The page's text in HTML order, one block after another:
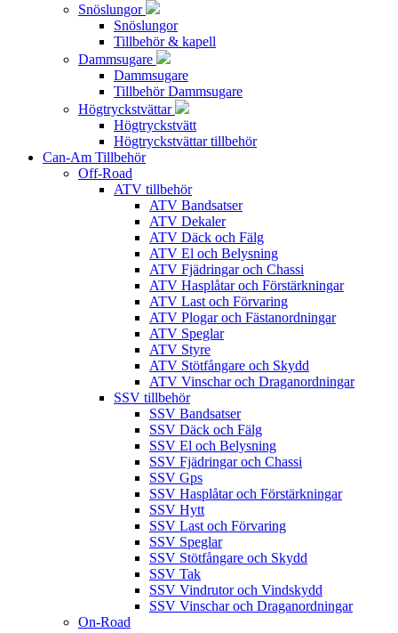
Snöslungor
Snöslungor
Tillbehör & kapell
Dammsugare
Dammsugare
Tillbehör Dammsugare
Högtryckstvättar
Högtryckstvätt
Högtryckstvättar tillbehör
Can-Am Tillbehör
Off-Road
ATV tillbehör
ATV Bandsatser
ATV Dekaler
ATV Däck och Fälg
ATV El och Belysning
ATV Fjädringar och Chassi
ATV Hasplåtar och Förstärkningar
ATV Last och Förvaring
ATV Plogar och Fästanordningar
ATV Speglar
ATV Styre
ATV Stötfångare och Skydd
ATV Vinschar och Draganordningar
SSV tillbehör
SSV Bandsatser
SSV Däck och Fälg
SSV El och Belysning
SSV Fjädringar och Chassi
SSV Gps
SSV Hasplåtar och Förstärkningar
SSV Hytt
SSV Last och Förvaring
SSV Speglar
SSV Stötfångare och Skydd
SSV Tak
SSV Vindrutor och Vindskydd
SSV Vinschar och Draganordningar
On-Road